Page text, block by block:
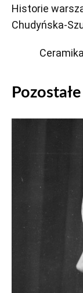
Historie
Chudyńska-